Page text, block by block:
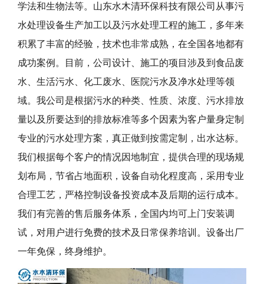
学法和生物法等。山东水木清环保科技有限公司从事污
水处理设备生产加工以及污水处理工程的施工，多年来
积累了丰富的经验，技术也非常成熟，在全国各地都有
成功案例。目前，公司设计、施工的项目涉及到食品废
水、生活污水、化工废水、医院污水及净水处理等领
域。我公司是根据污水的种类、性质、浓度、污水排放
量以及所要达到的排放标准等多个因素为客户量身定制
专业的污水处理方案，真正做到按需定制，出水达标。
我们根据每个客户的情况因地制宜，提供合理的现场规
划布局，节省占地面积，设备自动化程度高，采用专业
合理工艺，严格控制设备投资成本及后期的运行成本。
我们有完善的售后服务体系，全国内均可上门安装调
试，对用户进行免费的技术及日常保养培训。设备出厂
一年免保，终身维护。